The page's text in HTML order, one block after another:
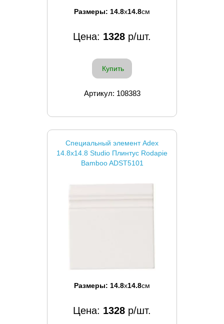
Размеры: 14.8x14.8см
Цена: 1328 р/шт.
Купить
Артикул: 108383
Специальный элемент Adex
14.8x14.8 Studio Плинтус Rodapie
Bamboo ADST5101
Размеры: 14.8x14.8см
Цена: 1328 р/шт.